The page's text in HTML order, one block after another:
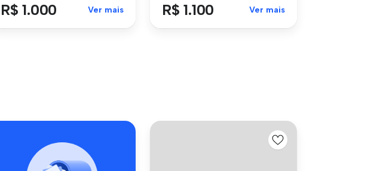
R$ 1.000 Ver mais R$ 1.100 Ver mais